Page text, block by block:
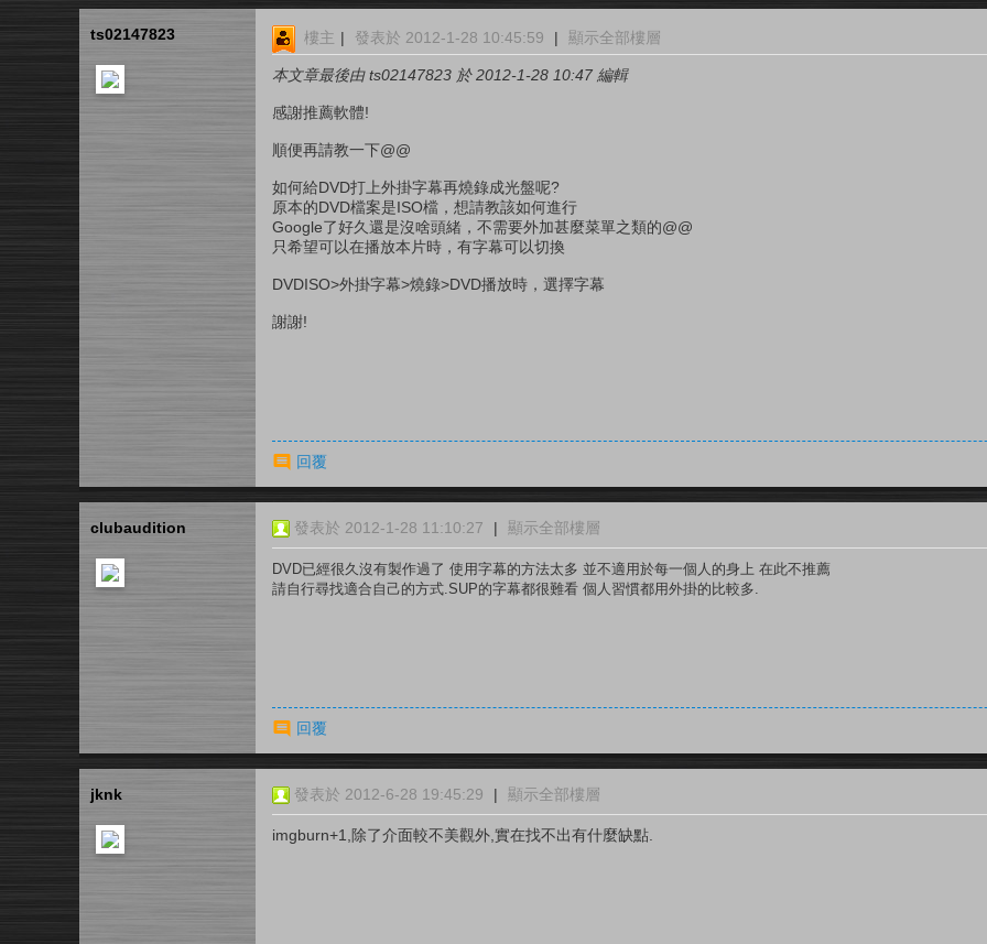
ts02147823 樓主 | 發表於 2012-1-28 10:45:59 | 顯示全部樓層
本文章最後由 ts02147823 於 2012-1-28 10:47 編輯
感謝推薦軟體!
順便再請教一下@@
如何給DVD打上外掛字幕再燒錄成光盤呢?
原本的DVD檔案是ISO檔，想請教該如何進行
Google了好久還是沒啥頭緒，不需要外加甚麼菜單之類的@@
只希望可以在播放本片時，有字幕可以切換
DVDISO>外掛字幕>燒錄>DVD播放時，選擇字幕
謝謝!
回覆
clubaudition 發表於 2012-1-28 11:10:27 | 顯示全部樓層
DVD已經很久沒有製作過了 使用字幕的方法太多 並不適用於每一個人的身上 在此不推薦
請自行尋找適合自己的方式.SUP的字幕都很難看 個人習慣都用外掛的比較多.
回覆
jknk 發表於 2012-6-28 19:45:29 | 顯示全部樓層
imgburn+1,除了介面較不美觀外,實在找不出有什麼缺點.